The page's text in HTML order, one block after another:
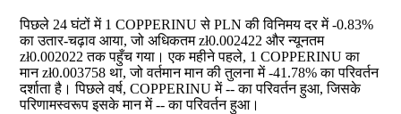
पिछले 24 घंटों में 1 COPPERINU से PLN की विनिमय दर में-0.83%
का उतार-चढ़ाव आया, जो अधिकतम zł0.002422 और न्यूनतम
zł0.002022 तक पहुँच गया। एक महीने पहले, 1 COPPERINU का
मान zł0.003758 था, जो वर्तमान मान की तुलना में-41.78%का परिवर्तन
दर्शाता है। पिछले वर्ष, COPPERINU में--का परिवर्तन हुआ, जिसके
परिणामस्वरूप इसके मान में--का परिवर्तन हुआ।